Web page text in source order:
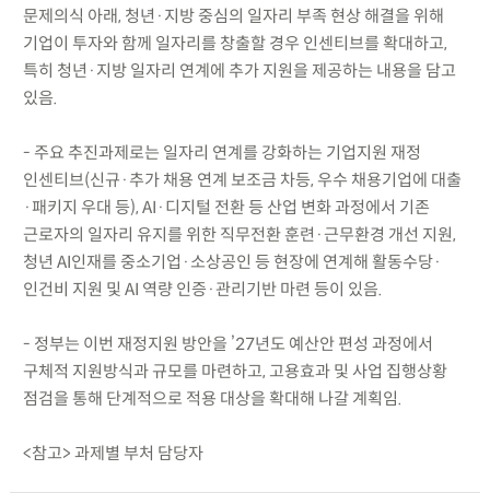
문제의식 아래, 청년·지방 중심의 일자리 부족 현상 해결을 위해
기업이 투자와 함께 일자리를 창출할 경우 인센티브를 확대하고,
특히 청년·지방 일자리 연계에 추가 지원을 제공하는 내용을 담고
있음.
- 주요 추진과제로는 일자리 연계를 강화하는 기업지원 재정
인센티브(신규·추가 채용 연계 보조금 차등, 우수 채용기업에 대출
·패키지 우대 등), AI·디지털 전환 등 산업 변화 과정에서 기존
근로자의 일자리 유지를 위한 직무전환 훈련·근무환경 개선 지원,
청년 AI인재를 중소기업·소상공인 등 현장에 연계해 활동수당·
인건비 지원 및 AI 역량 인증·관리기반 마련 등이 있음.
- 정부는 이번 재정지원 방안을 ’27년도 예산안 편성 과정에서
구체적 지원방식과 규모를 마련하고, 고용효과 및 사업 집행상황
점검을 통해 단계적으로 적용 대상을 확대해 나갈 계획임.
<참고> 과제별 부처 담당자